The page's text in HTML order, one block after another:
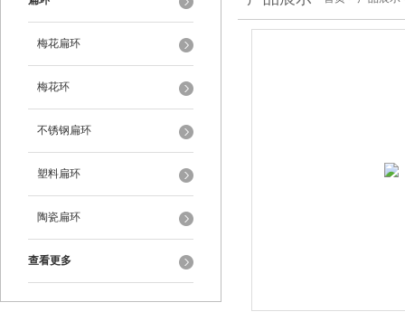
梅花扁环
梅花环
不锈钢扁环
塑料扁环
陶瓷扁环
查看更多